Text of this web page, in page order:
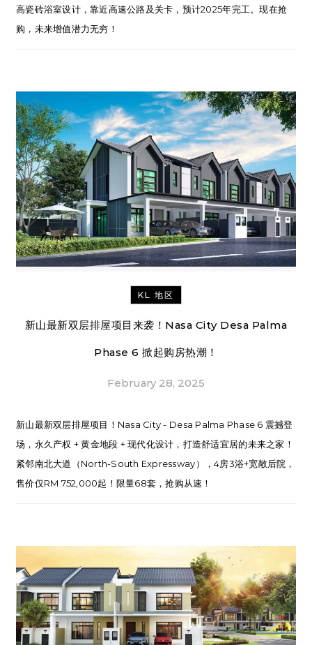
高瓷砖浴室设计，靠近高速公路及关卡，预计2025年完工。现在抢
购，未来增值潜力无穷！
KL 地区
新山最新双层排屋项目来袭！Nasa City Desa Palma
Phase 6 掀起购房热潮！
February 28, 2025
新山最新双层排屋项目！Nasa City - Desa Palma Phase 6 震撼登
场，永久产权 + 黄金地段 + 现代化设计，打造舒适宜居的未来之家！
紧邻南北大道（North-South Expressway），4房3浴+宽敞后院，
售价仅RM 752,000起！限量68套，抢购从速！